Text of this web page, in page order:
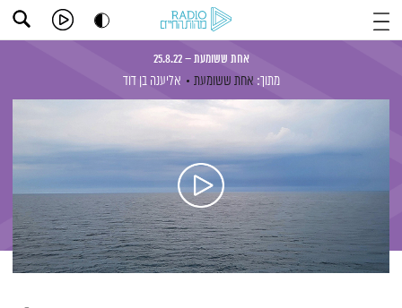
אחת ששומעת – 25.8.22
מתוך: אחת ששומעת אליענה בן דוד